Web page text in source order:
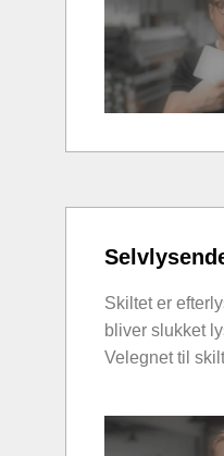
Skiltet er
bliver slukket
Velegnet til